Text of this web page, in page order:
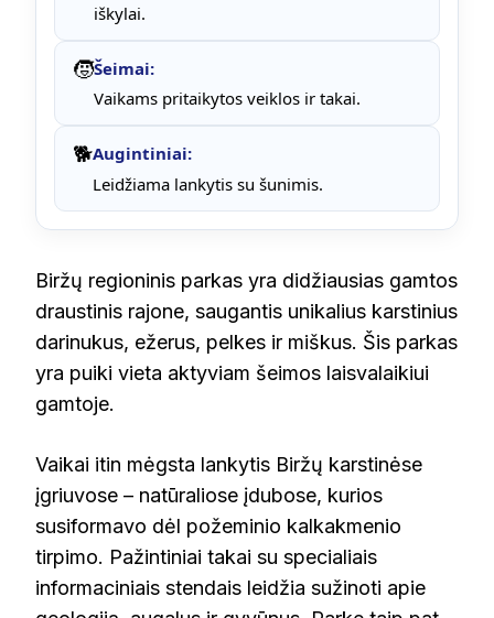
iškylai.
🧒Šeimai:
Vaikams pritaikytos veiklos ir takai.
🐕Augintiniai:
Leidžiama lankytis su šunimis.
Biržų regioninis parkas yra didžiausias gamtos
draustinis rajone, saugantis unikalius karstinius
darinukus, ežerus, pelkes ir miškus. Šis parkas
yra puiki vieta aktyviam šeimos laisvalaikiui
gamtoje.
Vaikai itin mėgsta lankytis Biržų karstinėse
įgriuvose – natūraliose įdubose, kurios
susiformavo dėl požeminio kalkakmenio
tirpimo. Pažintiniai takai su specialiais
informaciniais stendais leidžia sužinoti apie